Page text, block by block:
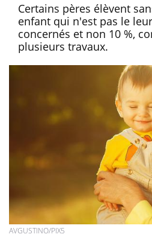
Certains pères élèvent
enfant qui n'est pas le
concernés et non 10 %,
plusieurs travaux.
AVGUSTINO/PIX5